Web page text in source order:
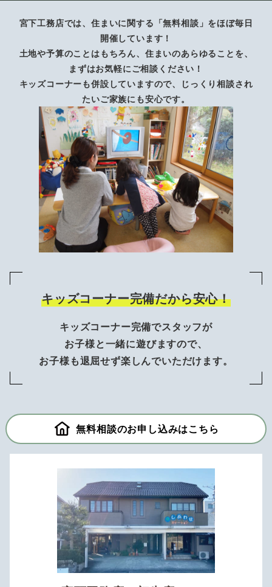
宮下工務店では、住まいに関する「無料相談」をほぼ毎日
開催しています！
土地や予算のことはもちろん、住まいのあらゆることを、
まずはお気軽にご相談ください！
キッズコーナーも併設していますので、じっくり相談され
たいご家族にも安心です。
キッズコーナー完備だから安心！
キッズコーナー完備でスタッフが
お子様と一緒に遊びますので、
お子様も退屈せず楽しんでいただけます。
無料相談のお申し込みはこちら